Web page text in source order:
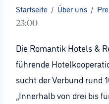
Startseite / Über uns /
23:00
Die Romantik Hotels &
führende
sucht der Verbund rund
„Innerhalb von drei bis